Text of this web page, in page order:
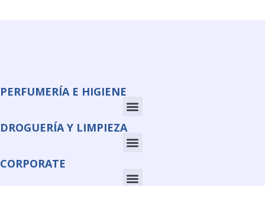
PERFUMERÍA E HIGIENE
DROGUERÍA Y LIMPIEZA
CORPORATE